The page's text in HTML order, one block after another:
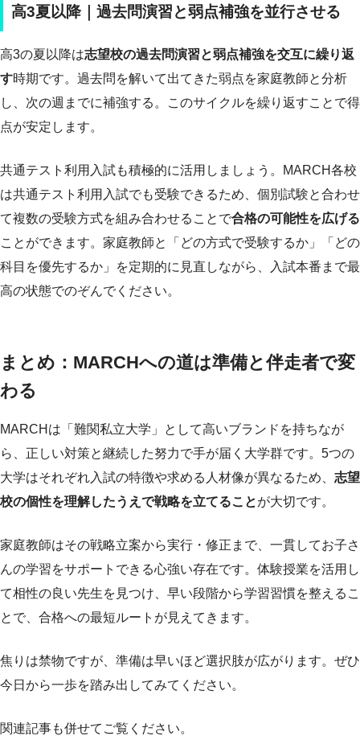
高3夏以降｜過去問演習と弱点補強を並行させる
高3の夏以降は志望校の過去問演習と弱点補強を交互に繰り返
す時期です。過去問を解いて出てきた弱点を家庭教師と分析
し、次の週までに補強する。このサイクルを繰り返すことで得
点が安定します。
共通テスト利用入試も積極的に活用しましょう。MARCH各校
は共通テスト利用入試でも受験できるため、個別試験と合わせ
て複数の受験方式を組み合わせることで合格の可能性を広げる
ことができます。家庭教師と「どの方式で受験するか」「どの
科目を優先するか」を定期的に見直しながら、入試本番まで最
高の状態でのぞんでください。
まとめ：MARCHへの道は準備と伴走者で変
わる
MARCHは「難関私立大学」として高いブランドを持ちなが
ら、正しい対策と継続した努力で手が届く大学群です。5つの
大学はそれぞれ入試の特徴や求める人材像が異なるため、 志望
校の個性を理解したうえで戦略を立てることが大切です。
家庭教師はその戦略立案から実行・修正まで、一貫してお子さ
んの学習をサポートできる心強い存在です。体験授業を活用し
て相性の良い先生を見つけ、早い段階から学習習慣を整えるこ
とで、合格への最短ルートが見えてきます。
焦りは禁物ですが、準備は早いほど選択肢が広がります。ぜひ
今日から一歩を踏み出してみてください。
関連記事も併せてご覧ください。